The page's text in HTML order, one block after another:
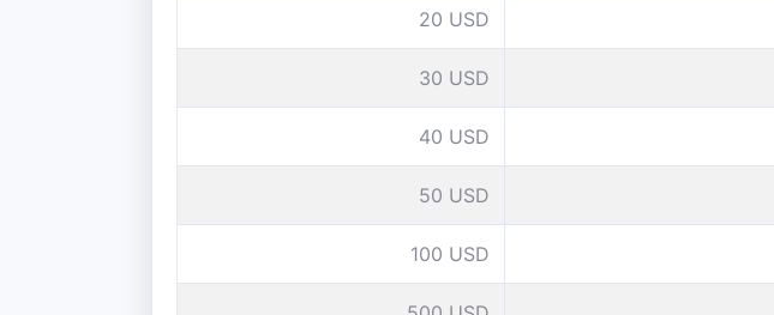
20 USD
30 USD
40 USD
50 USD
100 USD